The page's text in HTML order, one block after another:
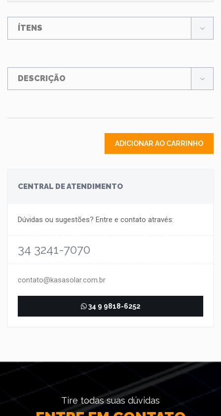
ÍTENS
DESCRIÇÃO
ADICIONAR AO CARRINHO
CENTRAL DE ATENDIMENTO
Dúvidas ou sugestões? Entre e contato através:
34 3241-7070
contato@kasasolar.com.br
34 9 9818-6252
Tire todas suas dúvidas